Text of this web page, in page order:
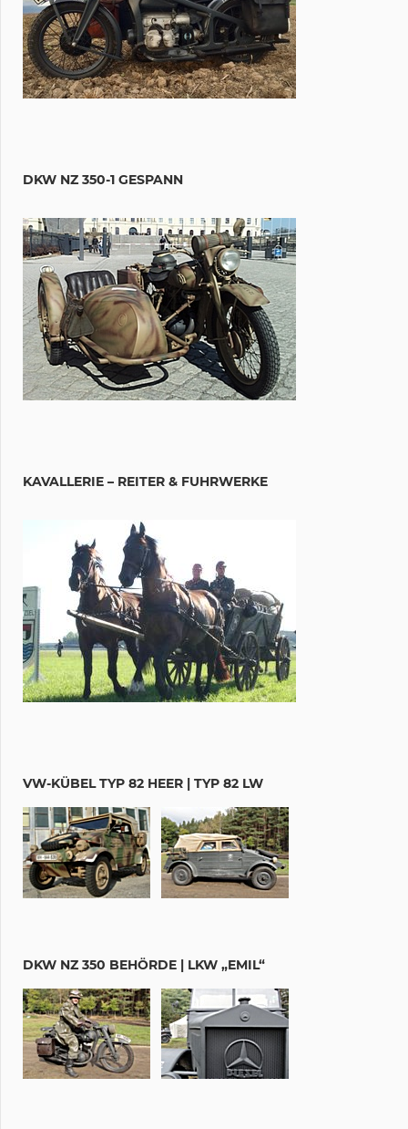
DKW NZ 350-1 GESPANN
KAVALLERIE – REITER & FUHRWERKE
VW-KÜBEL TYP 82 HEER | TYP 82 LW
DKW NZ 350 BEHÖRDE | LKW „EMIL“